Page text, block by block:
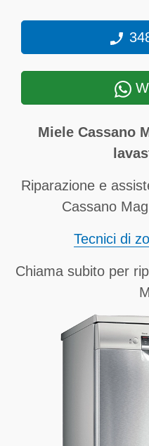
Miele Cassano
Riparazione e
Cassano
Tecnici di
Chiama subito per